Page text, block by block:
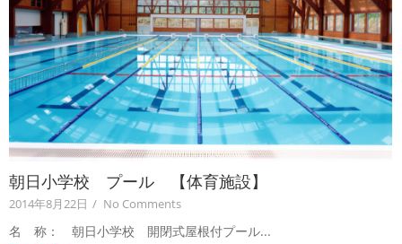
朝日小学校 プール 【体育施設】
2014年8月22日 / No Comments
名 称： 朝日小学校 開閉式屋根付プール...